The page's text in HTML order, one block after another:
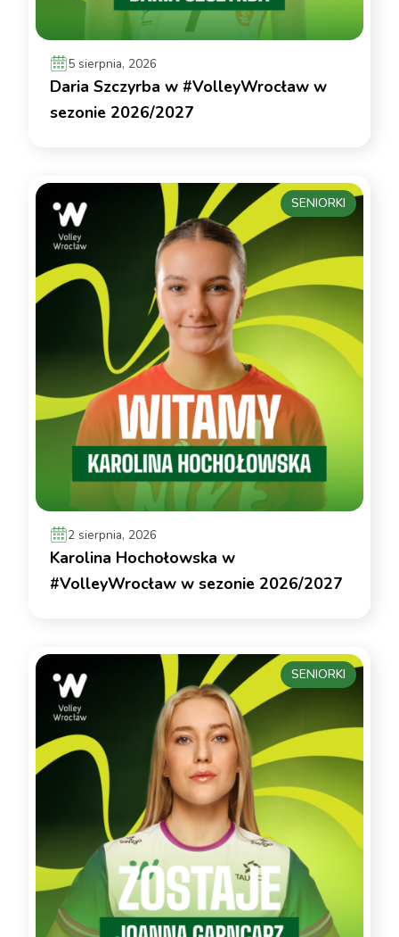
5 sierpnia, 2026
Daria Szczyrba w #VolleyWrocław w
sezonie 2026/2027
2 sierpnia, 2026
Karolina Hochołowska w
#VolleyWrocław w sezonie 2026/2027
SENIORKI
SENIORKI